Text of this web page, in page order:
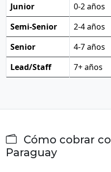
Junior
0-2 años
Semi-Senior
2-4 años
Senior
4-7 años
Lead/Staff
7+ años
Cómo cobrar
Paraguay